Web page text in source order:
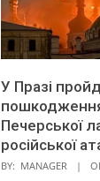
У Празі
Печерської
російської
BY: MANAGER